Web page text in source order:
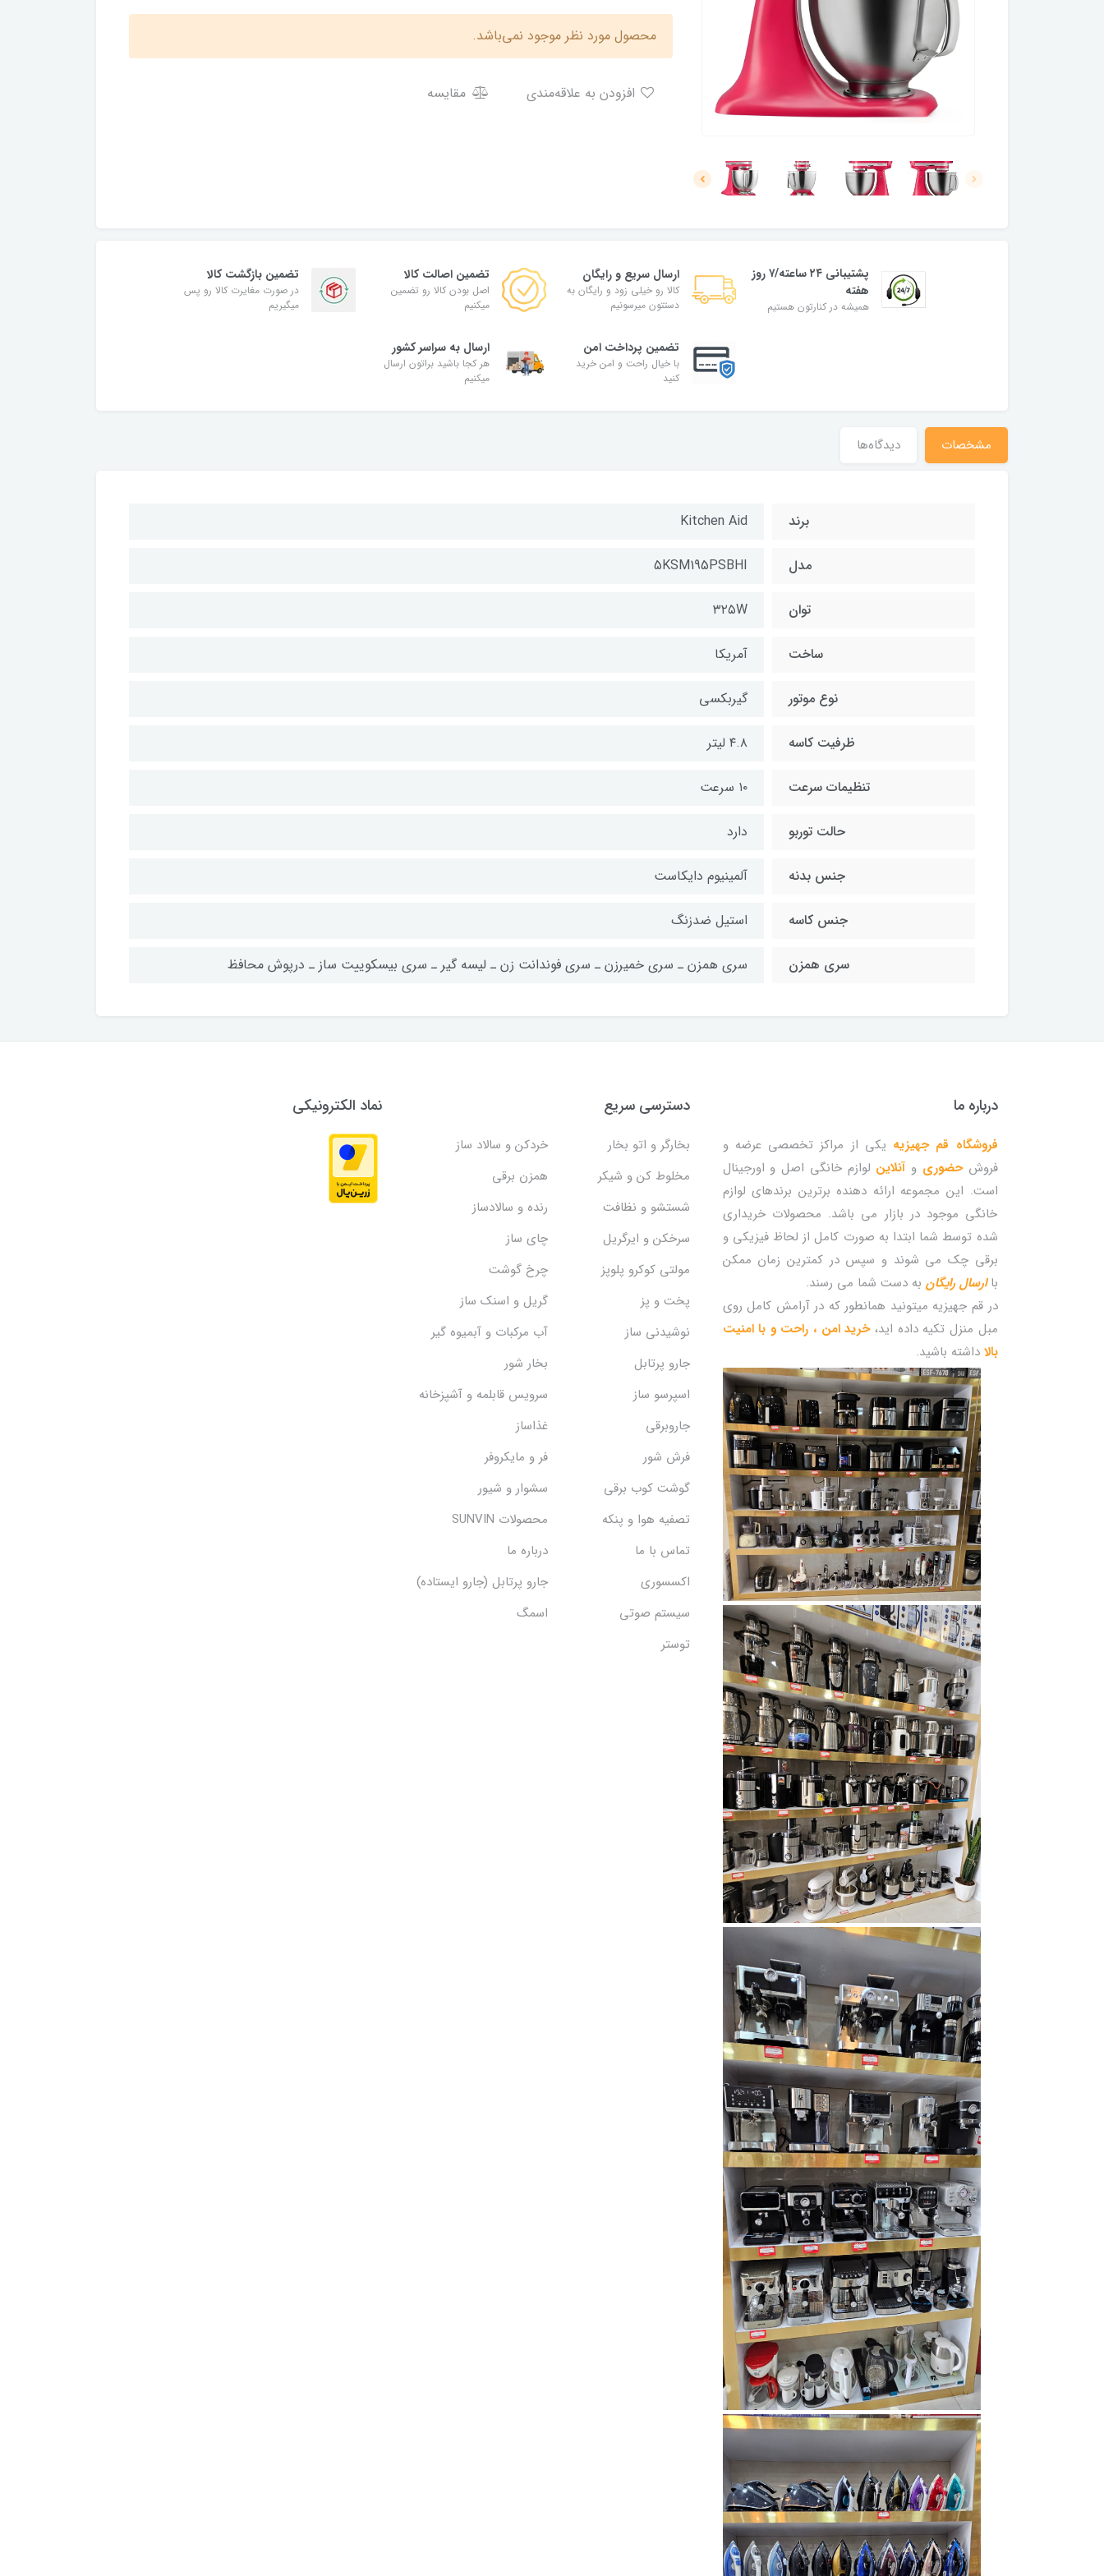
محصول مورد نظر موجود نمی‌باشد.
مقایسه
پشتیبانی ۲۴ ساعته/۷ روز
هفته
همیشه در کنارتون هستیم
ارسال سریع و رایگان
کالا رو خیلی زود و رایگان به
دستتون میرسونیم
تضمین اصالت کالا
اصل بودن کالا رو تضمین
میکنیم
تضمین بازگشت کالا
در صورت مغایرت کالا رو پس
میگیریم
تضمین پرداخت امن
با خیال راحت و امن خرید
کنید
ارسال به سراسر کشور
هر کجا باشید براتون ارسال
میکنیم
مشخصات دیدگاه‌ها
برند Kitchen Aid
مدل 5KSM195PSBHI
توان ۳۲۵W
ساخت آمریکا
نوع موتور گیربکسی
ظرفیت کاسه ۴.۸ لیتر
تنظیمات سرعت ۱۰ سرعت
حالت توربو دارد
جنس بدنه آلمینیوم دایکاست
جنس کاسه استیل ضدزنگ
سری همزن سری همزن ـ سری خمیرزن ـ سری فوندانت زن ـ لیسه گیر ـ سری بیسکوییت ساز ـ درپوش محافظ
درباره ما
فروشگاه قم جهیزیه یکی از مراکز تخصصی عرضه و
فروشحضوری و آنلاین لوازم خانگی اصل و اورجینال
است. این مجموعه ارائه دهنده برترین برندهای لوازم
خانگی موجود در بازار می باشد. محصولات خریداری
شده توسط شما ابتدا به صورت کامل از لحاظ فیزیکی و
برقی چک می شوند و سپس در کمترین زمان ممکن
با ارسال رایگان به دست شما می رسند.
در قم جهیزیه میتونید همانطور که در آرامش کامل روی
مبل منزل تکیه داده اید،خرید امن ، راحت و با امنیت
بالا داشته باشید.
دسترسی سریع
بخارگر و اتو بخار
خردکن و سالاد ساز
مخلوط کن و شیکر
همزن برقی
شستشو و نظافت
رنده و سالادساز
سرخکن و ایرگریل
چای ساز
مولتی کوکرو پلوپز
چرخ گوشت
پخت و پز
گریل و اسنک‌ ساز
نوشیدنی ساز
آب مرکبات و آبمیوه گیر
جارو پرتابل
بخار شور
اسپرسو ساز
سرویس قابلمه و آشپزخانه
جاروبرقی
غذاساز
فرش شور
فر و مایکروفر
گوشت کوب برقی
سشوار و شیور
تصفیه هوا و پنکه
محصولات SUNVIN
تماس با ما
درباره ما
اکسسوری
جارو پرتابل (جارو ایستاده)
سیستم صوتی
اسمگ
توستر
نماد الکترونیکی